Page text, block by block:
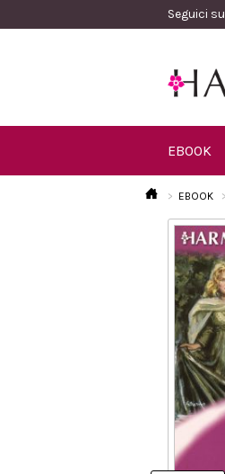
Seguici su
EBOOK
EBOOK